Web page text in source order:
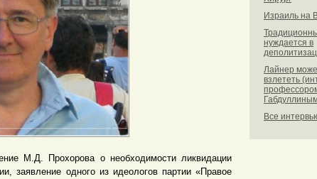
М.Д. Прохорова о необходимости ликвидации
заявление одного из идеологов партии «Правое
Израиль на
нуждается в
Лайнер
взлететь
Все